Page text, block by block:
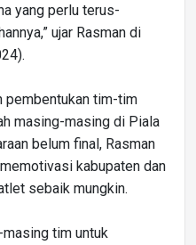
yang perlu terus-
ujar Rasman di
pembentukan tim-tim
masing-masing di Piala
belum final, Rasman
kabupaten dan
sebaik mungkin.
tim untuk